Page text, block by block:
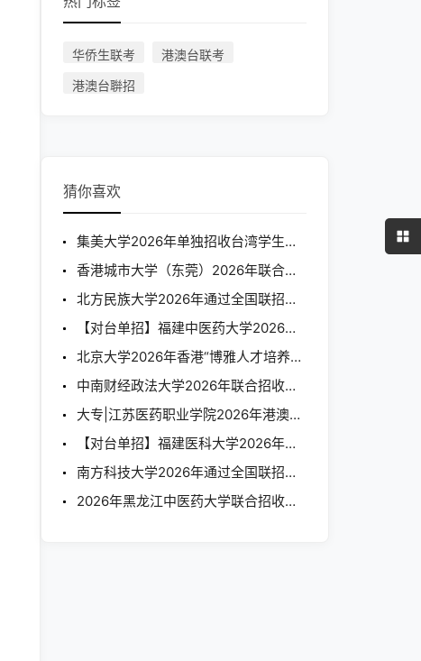
华侨生联考
港澳台联考
港澳台聨招
猜你喜欢
集美大学2026年单独招收台湾学生简章
香港城市大学（东莞）2026年联合招收华侨港澳台本科学生招生简章
北方民族大学2026年通过全国联招考试招收华侨港澳台学生简章
【对台单招】福建中医药大学2026年单独招收台湾学生本科招生简章
北京大学2026年香港“博雅人才培养计划”招生简章
中南财经政法大学2026年联合招收华侨港澳台学生简章
大专|江苏医药职业学院2026年港澳台学生招生简章
【对台单招】福建医科大学2026年单独招收台湾地区学生简章
南方科技大学2026年通过全国联招考试招收华侨港澳台学生简章
2026年黑龙江中医药大学联合招收华侨港澳台学生简章